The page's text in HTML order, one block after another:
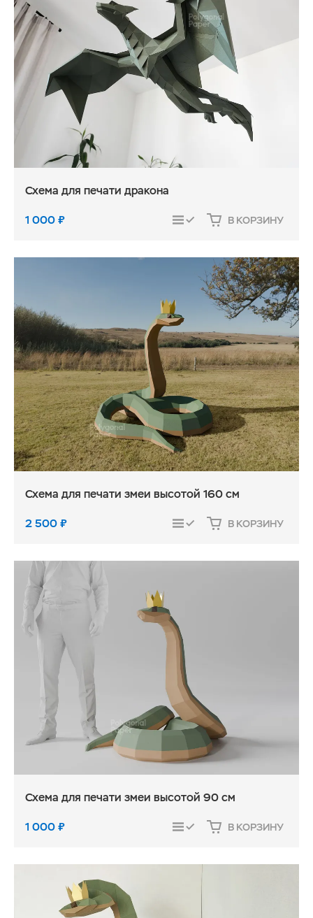
Схема для печати дракона
1 000₽ СРАВНИТЬ В КОРЗИНУ
Схема для печати змеи высотой 160 см
2 500₽ СРАВНИТЬ В КОРЗИНУ
Схема для печати змеи высотой 90 см
1 000₽ СРАВНИТЬ В КОРЗИНУ